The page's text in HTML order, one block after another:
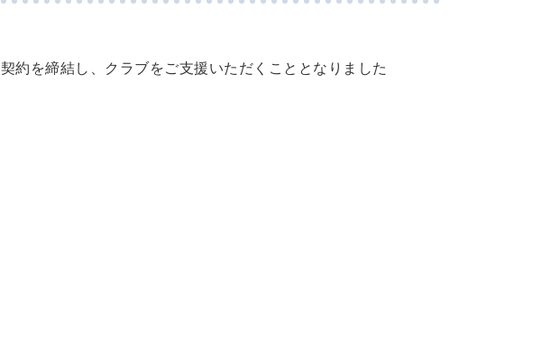
契約を締結し、クラブをご支援いただくこととなりました